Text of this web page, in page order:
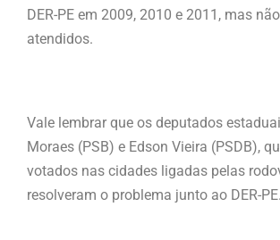
DER-PE em 2009, 2010 e 2011, mas
atendidos.
Vale lembrar que os deputados
Moraes (PSB) e Edson Vieira (PSDB),
votados nas cidades ligadas pelas
resolveram o problema junto ao DER-PE.